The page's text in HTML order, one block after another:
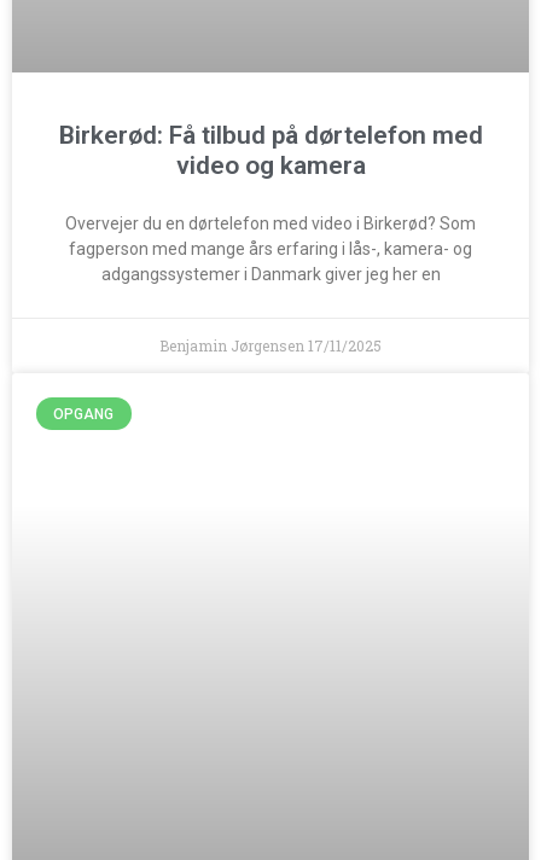
Birkerød: Få tilbud på dørtelefon med
video og kamera
Overvejer du en dørtelefon med video i Birkerød? Som
fagperson med mange års erfaring i lås-, kamera- og
adgangssystemer i Danmark giver jeg her en
Benjamin Jørgensen17/11/2025
OPGANG